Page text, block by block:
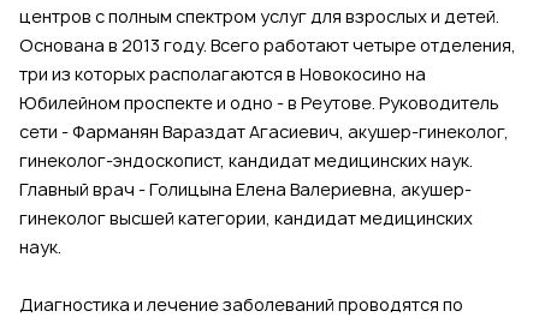
центров с полным спектром услуг для взрослых и детей.
Основана в 2013 году. Всего работают четыре отделения,
три из которых располагаются в Новокосино на
Юбилейном проспекте и одно - в Реутове. Руководитель
сети - Фарманян Вараздат Агасиевич, акушер-гинеколог,
гинеколог-эндоскопист, кандидат медицинских наук.
Главный врач - Голицына Елена Валериевна, акушер-
гинеколог высшей категории, кандидат медицинских
наук.
Диагностика и лечение заболеваний проводятся по